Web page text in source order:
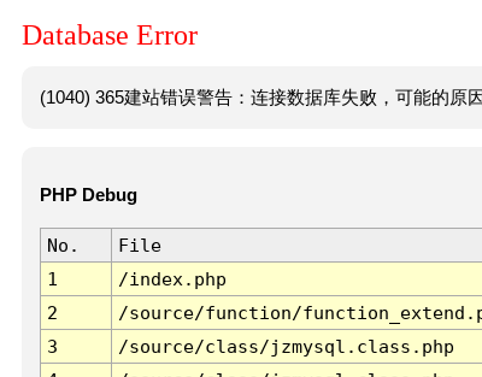
Database Error
(1040) 365建站错误警告：连接数据库失败，可能的原
PHP Debug
No. File
1
/index.php
2
/source/function/
3
/source/class/jzmysql.class.php